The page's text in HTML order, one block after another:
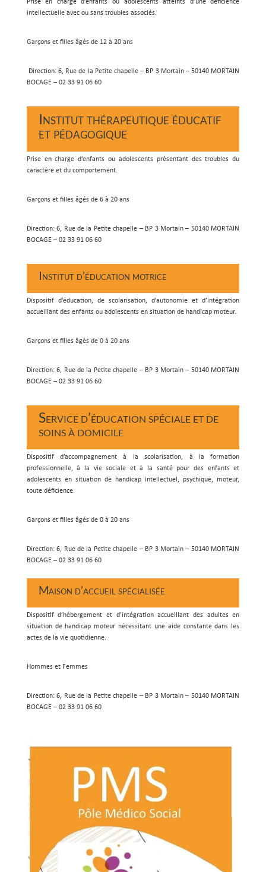
Prise en charge d’enfants ou adolescents atteints d’une déficience
intellectuelle avec ou sans troubles associés.
Garçons et filles âgés de 12 à 20 ans
Direction: 6, Rue de la Petite chapelle – BP 3 Mortain – 50140 MORTAIN
BOCAGE – 02 33 91 06 60
Institut thérapeutique éducatif
et pédagogique
Prise en charge d’enfants ou adolescents présentant des troubles du
caractère et du comportement.
Garçons et filles âgés de 6 à 20 ans
Direction: 6, Rue de la Petite chapelle – BP 3 Mortain – 50140 MORTAIN
BOCAGE – 02 33 91 06 60
Institut d’éducation motrice
Dispositif d’éducation, de scolarisation, d’autonomie et d’intégration
accueillant des enfants ou adolescents en situation de handicap moteur.
Garçons et filles âgés de 0 à 20 ans
Direction: 6, Rue de la Petite chapelle – BP 3 Mortain – 50140 MORTAIN
BOCAGE – 02 33 91 06 60
Service d’éducation spéciale et de
soins à domicile
Dispositif d’accompagnement à la scolarisation, à la formation
professionnelle, à la vie sociale et à la santé pour des enfants et
adolescents en situation de handicap intellectuel, psychique, moteur,
toute déficience.
Garçons et filles âgés de 0 à 20 ans
Direction: 6, Rue de la Petite chapelle – BP 3 Mortain – 50140 MORTAIN
BOCAGE – 02 33 91 06 60
Maison d’accueil spécialisée
Dispositif d’hébergement et d’intégration accueillant des adultes en
situation de handicap moteur nécessitant une aide constante dans les
actes de la vie quotidienne.
Hommes et Femmes
Direction: 6, Rue de la Petite chapelle – BP 3 Mortain – 50140 MORTAIN
BOCAGE – 02 33 91 06 60